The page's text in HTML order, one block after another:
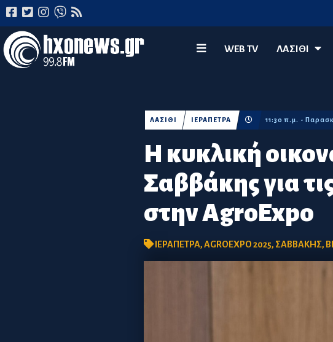
WEB TV ΛΑΣΊΘΙ
Η κυκλική
Σαββάκης για
στην AgroExpo
ΛΑΣΙΘΙ ΙΕΡΑΠΕΤΡΑ 11:30 π.μ. -
ΙΕΡΑΠΕΤΡΑ,AGROEXPO 2025, ΣΑΒΒΑΚΗΣ,